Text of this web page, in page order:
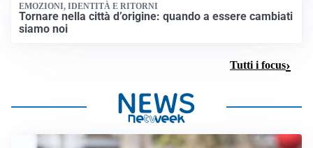
EMOZIONI, IDENTITÀ E RITORNI
Tornare nella città d’origine: quando a essere cambiati
siamo noi
Tutti i focus